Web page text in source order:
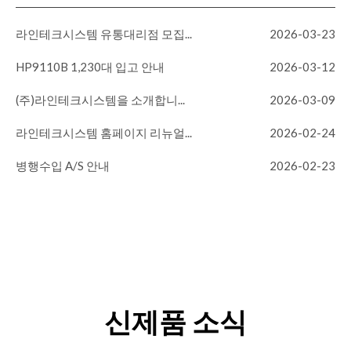
라인테크시스템 유통대리점 모집... 2026-03-23
HP9110B 1,230대 입고 안내 2026-03-12
(주)라인테크시스템을 소개합니... 2026-03-09
라인테크시스템 홈페이지 리뉴얼... 2026-02-24
병행수입 A/S 안내 2026-02-23
신제품 소식